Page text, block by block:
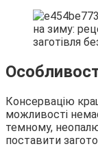
Консервацію
можливості
темному,
поставити